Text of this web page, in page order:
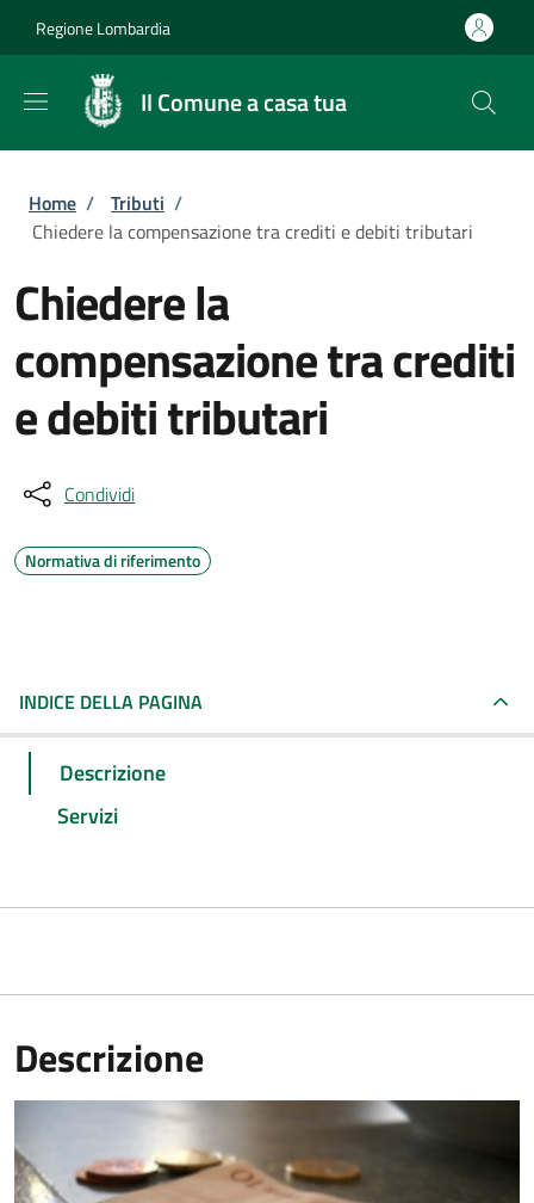
Regione Lombardia
Il Comune a casa tua
Briciole di pane
Home / Tributi /
Chiedere la compensazione tra crediti e debiti tributari
Chiedere la
compensazione tra crediti
e debiti tributari
Condividi
Normativa di riferimento
INDICE DELLA PAGINA
Descrizione
Servizi
Descrizione